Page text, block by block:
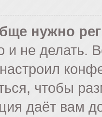
нужно
не делать.
чтобы
даёт вам